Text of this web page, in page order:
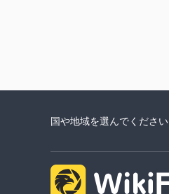
国や地域を選んでください